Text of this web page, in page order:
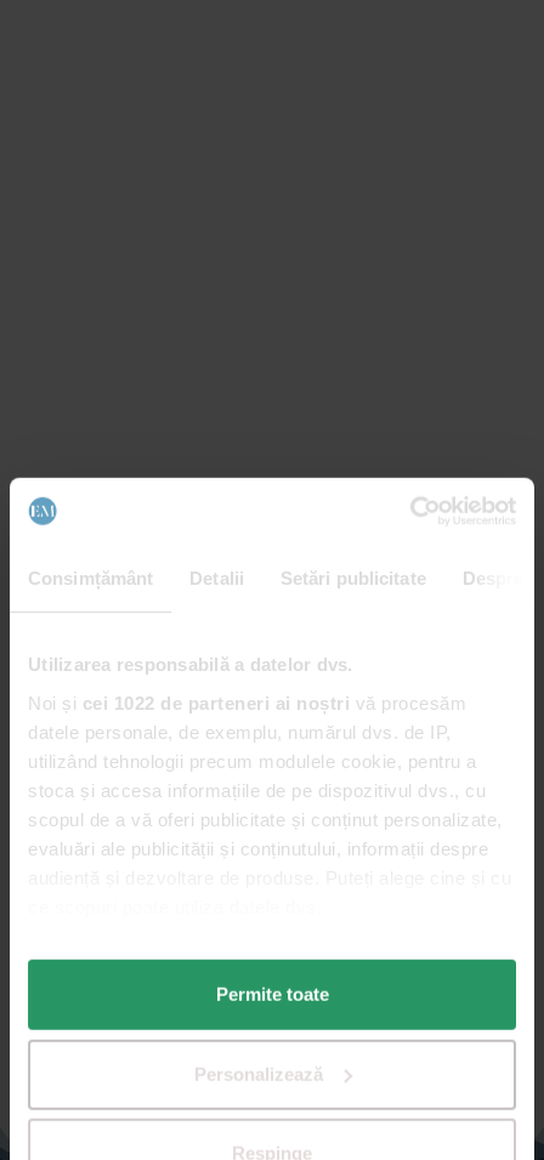
Consimțământ Detalii Setări publicitate Despre
Utilizarea responsabilă a datelor dvs.
Noi și cei 1022 de parteneri ai noștri vă procesăm
datele personale, de exemplu, numărul dvs. de IP,
utilizând tehnologii precum modulele cookie, pentru a
stoca și accesa informațiile de pe dispozitivul dvs., cu
scopul de a vă oferi publicitate și conținut personalizate,
evaluări ale publicității și conținutului, informații despre
Dacă ne permiteți, am dori, de asemenea:
Să colectăm informațiile cu privire la locația dvs.
geografică cu o exactitate de până la câțiva metri
activ după caracteristici specifice (amprentare)
Găsiți mai multe informații despre procesarea datelor
dvs. personale și configurați-vă preferințele la
Permite toate
Personalizează
Respinge